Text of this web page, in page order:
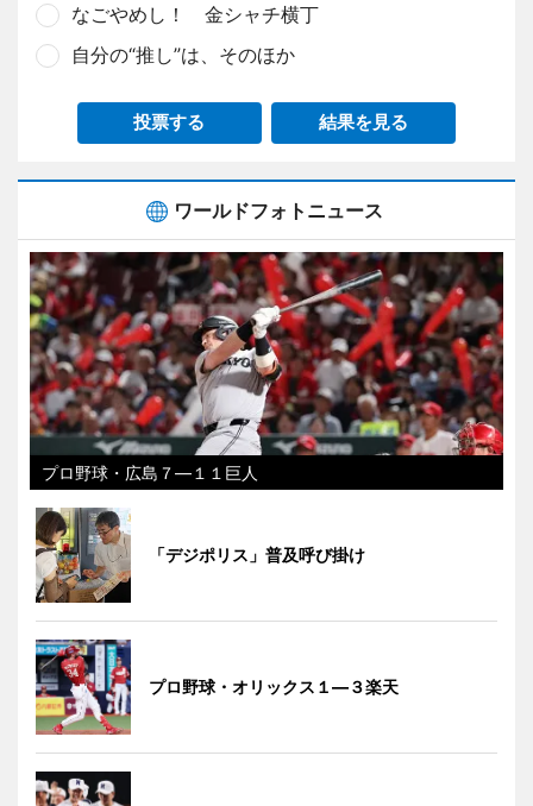
なごやめし！ 金シャチ横丁
自分の“推し”は、そのほか
投票する 結果を見る
ワールドフォトニュース
プロ野球・広島７―１１巨人
「デジポリス」普及呼び掛け
プロ野球・オリックス１―３楽天